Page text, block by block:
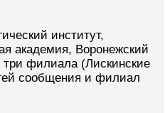
институт,
академия, Воронежский
три филиала (Лискинские
сообщения и филиал